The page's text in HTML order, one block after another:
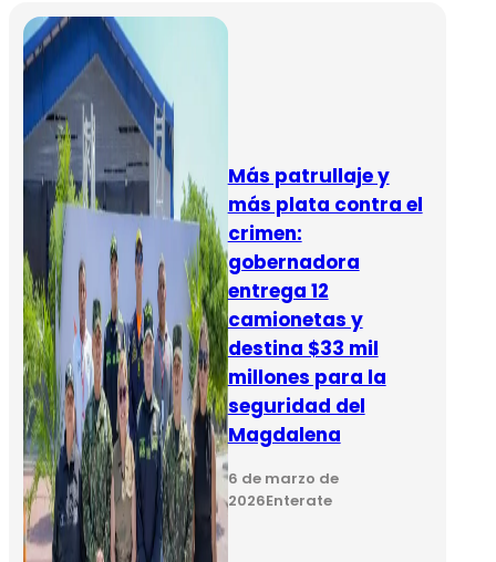
Más patrullaje y
más plata contra el
crimen:
gobernadora
entrega 12
camionetas y
destina $33 mil
millones para la
seguridad del
Magdalena
6 de marzo de
2026Enterate